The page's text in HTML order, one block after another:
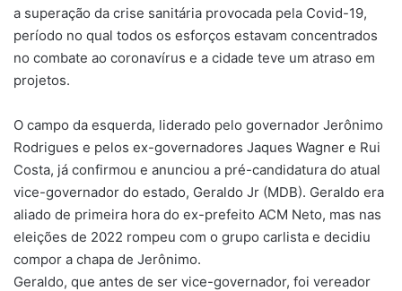
a superação da crise sanitária provocada pela Covid-19,
período no qual todos os esforços estavam concentrados
no combate ao coronavírus e a cidade teve um atraso em
projetos.
O campo da esquerda, liderado pelo governador Jerônimo
Rodrigues e pelos ex-governadores Jaques Wagner e Rui
Costa, já confirmou e anunciou a pré-candidatura do atual
vice-governador do estado, Geraldo Jr (MDB). Geraldo era
aliado de primeira hora do ex-prefeito ACM Neto, mas nas
eleições de 2022 rompeu com o grupo carlista e decidiu
compor a chapa de Jerônimo.
Geraldo, que antes de ser vice-governador, foi vereador